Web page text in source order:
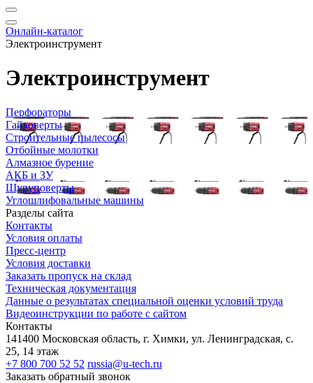
Онлайн-каталог
Электроинструмент
Электроинструмент
Перфораторы
Гайковерты
Строительные пылесосы
Отбойные молотки
Алмазное бурение
АКБ и ЗУ
Шуруповерты
Углошлифовальные машины
Разделы сайта
Контакты
Условия оплаты
Пресс-центр
Условия доставки
Заказать пропуск на склад
Техническая документация
Данные о результатах специальной оценки условий труда
Видеоинструкции по работе с сайтом
Контакты
141400 Московская область, г. Химки, ул. Ленинградская, с.
25, 14 этаж
+7 800 700 52 52 russia@u-tech.ru
Заказать обратный звонок